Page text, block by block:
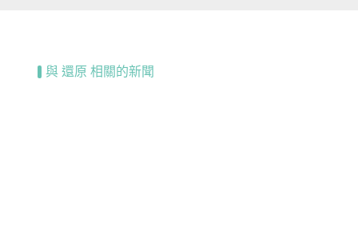
與 還原 相關的新聞